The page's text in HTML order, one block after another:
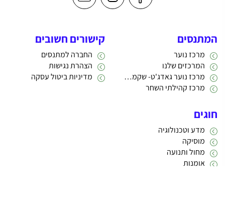
המתנסים
מרכז נוער
המרכזים שלנו
מרכז נוער גאדג'ט- שקמה 22
מרכז קהילתי השחר
קישורים חשובים
החברה למתנסים
הצהרת נגישות
מדיניות ביטול עסקה
חוגים
מדע וטכנולוגיה
מוסיקה
מחול ותנועה
אומנות